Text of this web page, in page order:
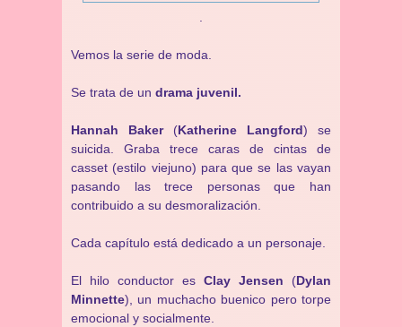
Vemos la serie de moda.
Se trata de un drama juvenil.
Hannah Baker(Katherine Langford) se
suicida. Graba trece caras de cintas de
casset (estilo viejuno) para que se las vayan
pasando las trece personas que han
contribuido a su desmoralización.
Cada capítulo está dedicado a un personaje.
El hilo conductor es Clay Jensen (Dylan
Minnette), un muchacho buenico pero torpe
emocional y socialmente.